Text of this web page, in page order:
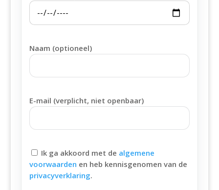
Naam (optioneel)
E-mail (verplicht, niet openbaar)
Ik ga akkoord met de algemene
voorwaarden en heb kennisgenomen van de
privacyverklaring.